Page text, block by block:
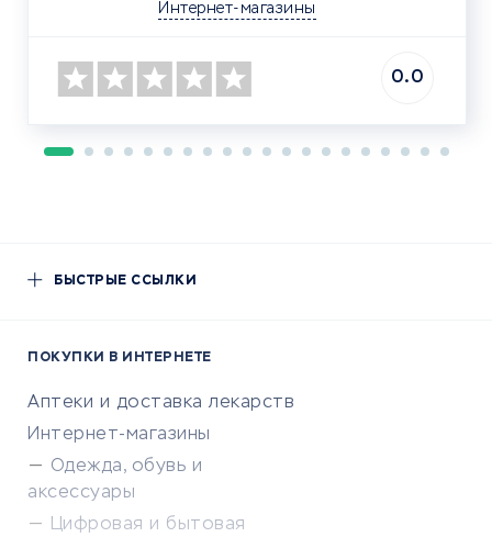
Интернет-магазины
0.0
БЫСТРЫЕ ССЫЛКИ
ПОКУПКИ В ИНТЕРНЕТЕ
Аптеки и доставка лекарств
Интернет-магазины
Одежда, обувь и
аксессуары
Цифровая и бытовая